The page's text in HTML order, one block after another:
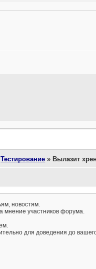
Тестирование » Вылазит
новостям.
мнение участников форума.
для доведения до